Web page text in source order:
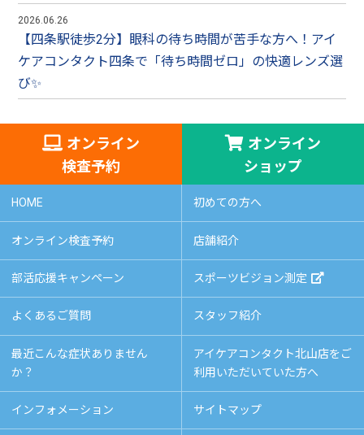
2026.06.26
【四条駅徒歩2分】眼科の待ち時間が苦手な方へ！アイ
ケアコンタクト四条で「待ち時間ゼロ」の快適レンズ選
び✨
オンライン
検査予約
オンライン
ショップ
HOME 初めての方へ
オンライン検査予約 店舗紹介
部活応援キャンペーン スポーツビジョン測定
よくあるご質問 スタッフ紹介
最近こんな症状ありません
か？
アイケアコンタクト北山店をご
利用いただいていた方へ
インフォメーション サイトマップ